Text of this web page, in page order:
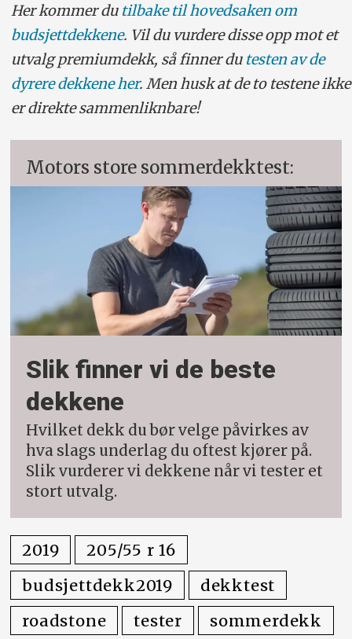
Her kommer du tilbake til hovedsaken om
budsjettdekkene. Vil du vurdere disse opp mot et
utvalg premiumdekk, så finner du testen av de
dyrere dekkene her. Men husk at de to testene ikke
er direkte sammenliknbare!
Motors store sommerdekktest:
Slik finner vi de beste
dekkene
Hvilket dekk du bør velge påvirkes av
hva slags underlag du oftest kjører på.
Slik vurderer vi dekkene når vi tester et
stort utvalg.
2019
205/55 r 16
budsjettdekk2019
dekktest
roadstone
tester sommerdekk